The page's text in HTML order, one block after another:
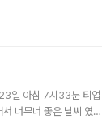
을 많이 타는 체질인지
잡으라는 래슨 선생님 말
중간에 찍은 제가 너무나
!!! 맥주나 간식거리 사
일 아침 7시33분 티업
너무너 좋은 날씨 였습